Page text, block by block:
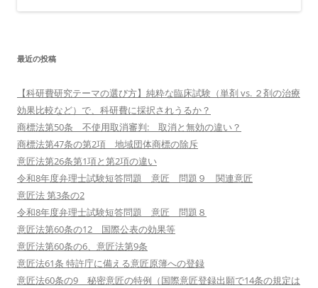
最近の投稿
【科研費研究テーマの選び方】純粋な臨床試験（単剤 vs. ２剤の治療
効果比較など）で、科研費に採択されうるか？
商標法第50条 不使用取消審判: 取消と無効の違い？
商標法第47条の第2項 地域団体商標の除斥
意匠法第26条第1項と第2項の違い
令和8年度弁理士試験短答問題 意匠 問題９ 関連意匠
意匠法 第3条の2
令和8年度弁理士試験短答問題 意匠 問題８
意匠法第60条の12 国際公表の効果等
意匠法第60条の6、意匠法第9条
意匠法61条 特許庁に備える意匠原簿への登録
意匠法60条の9 秘密意匠の特例（国際意匠登録出願で14条の規定は